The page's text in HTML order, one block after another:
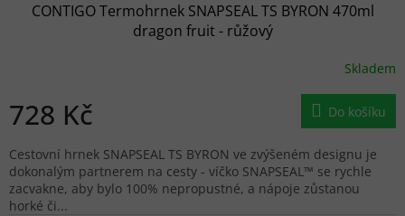
CONTIGO Termohrnek SNAPSEAL TS BYRON 470ml
dragon fruit - růžový
Skladem
728 Kč Do košíku
Cestovní hrnek SNAPSEAL TS BYRON ve zvýšeném designu je
dokonalým partnerem na cesty - víčko SNAPSEAL™ se rychle
zacvakne, aby bylo 100% nepropustné, a nápoje zůstanou
horké či...